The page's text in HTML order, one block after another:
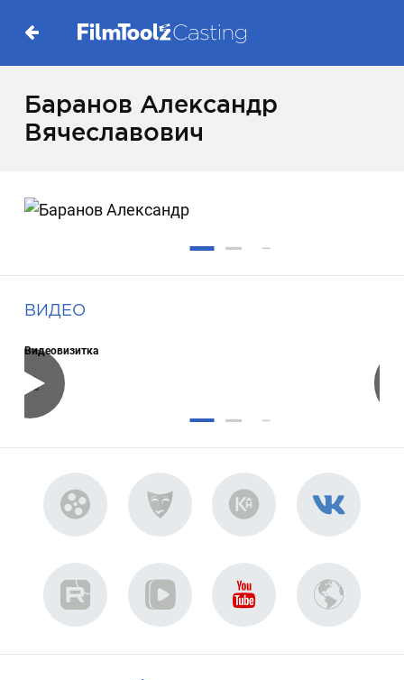
Баранов Александр
Вячеславович
ВИДЕО
Видеовизитка